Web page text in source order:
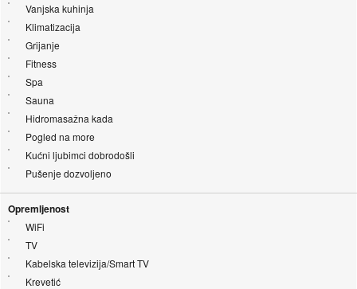
Vanjska kuhinja
Klimatizacija
Grijanje
Fitness
Spa
Sauna
Hidromasažna kada
Pogled na more
Kućni ljubimci dobrodošli
Pušenje dozvoljeno
Opremljenost
WiFi
TV
Kabelska televizija/Smart TV
Krevetić